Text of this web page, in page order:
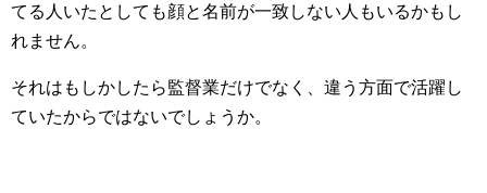
てる人いたとしても顔と名前が一致しない人もいるかもし
れません。
それはもしかしたら監督業だけでなく、違う方面で活躍し
ていたからではないでしょうか。